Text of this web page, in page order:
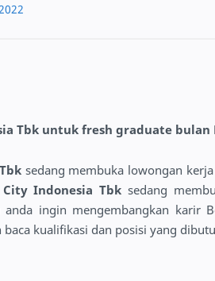
Tbk untuk fresh graduate bulan
sedang membuka lowongan
City Indonesia Tbk sedang
ingin mengembangkan karir
baca kualifikasi dan posisi yang